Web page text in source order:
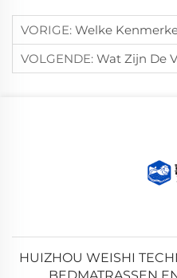
VORIGE: Welke Kenmerken Moet Een
VOLGENDE: Wat Zijn De Voordelen Van Een
HUIZHOU WEISHI
BEDMATRASSEN